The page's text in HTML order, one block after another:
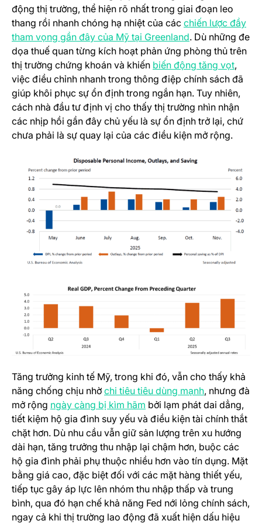
động thị trường, thể hiện rõ nhất trong giai đoạn leo
thang rồi nhanh chóng hạ nhiệt của các chiến lược đầy
tham vọng gần đây của Mỹ tại Greenland (opens in a new
. Dù những đe
dọa thuế quan từng kích hoạt phản ứng phòng thủ trên
thị trường chứng khoán và khiến biến động tăng vọt,
việc điều chỉnh nhanh trong thông điệp chính sách đã
giúp khôi phục sự ổn định trong ngắn hạn. Tuy nhiên,
cách nhà đầu tư định vị cho thấy thị trường nhìn nhận
các nhịp hồi gần đây chủ yếu là sự ổn định trở lại, chứ
chưa phải là sự quay lại của các điều kiện mở rộng.
Tăng trưởng kinh tế Mỹ, trong khi đó, vẫn cho thấy khả
năng chống chịu nhờ chi tiêu tiêu dùng mạnh(opens in a
, nhưng đà
mở rộng ngày càng bị kìm hãm (opens in a new tab)
bởi lạm phát dai dẳng,
tiết kiệm hộ gia đình suy yếu và điều kiện tài chính thắt
chặt hơn. Dù nhu cầu vẫn giữ sản lượng trên xu hướng
dài hạn, tăng trưởng thu nhập lại chậm hơn, buộc các
hộ gia đình phải phụ thuộc nhiều hơn vào tín dụng. Mặt
bằng giá cao, đặc biệt đối với các mặt hàng thiết yếu,
tiếp tục gây áp lực lên nhóm thu nhập thấp và trung
bình, qua đó hạn chế khả năng Fed nới lỏng chính sách,
ngay cả khi thị trường lao động đã xuất hiện dấu hiệu